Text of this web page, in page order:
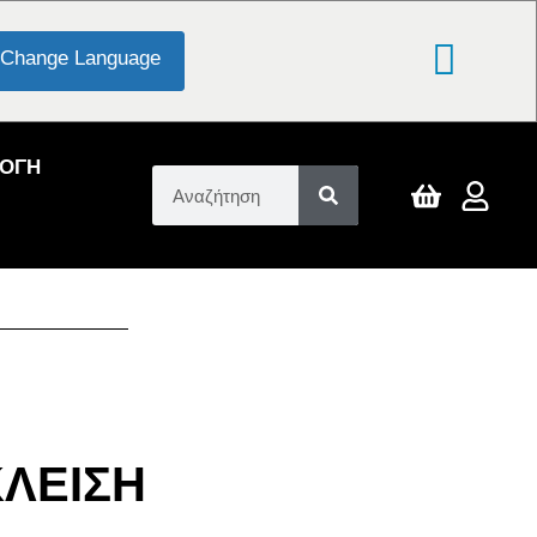
Change Language